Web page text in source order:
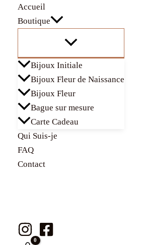
Accueil
Boutique
Bijoux Initiale
Bijoux Fleur de Naissance
Bijoux Fleur
Bague sur mesure
Carte Cadeau
Qui Suis-je
FAQ
Contact